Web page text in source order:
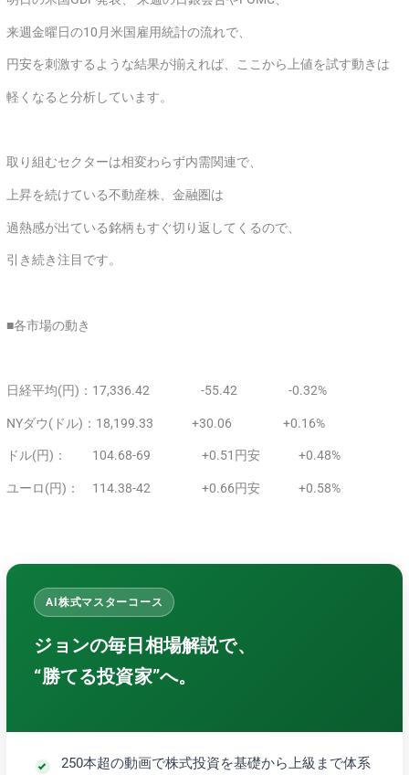
来週金曜日の10月米国雇用統計の流れで、
円安を刺激するような結果が揃えれば、ここから上値を試す動きは
軽くなると分析しています。
取り組むセクターは相変わらず内需関連で、
上昇を続けている不動産株、金融圏は
過熱感が出ている銘柄もすぐ切り返してくるので、
引き続き注目です。
■各市場の動き
日経平均(円)：17,336.42 -55.42 -0.32%
NYダウ(ドル)：18,199.33 +30.06 +0.16%
ドル(円)： 104.68-69 +0.51円安 +0.48%
ユーロ(円)： 114.38-42 +0.66円安 +0.58%
AI株式マスターコース
ジョンの毎日相場解説で、
“勝てる投資家”へ。
250本超の動画で株式投資を基礎から上級まで体系